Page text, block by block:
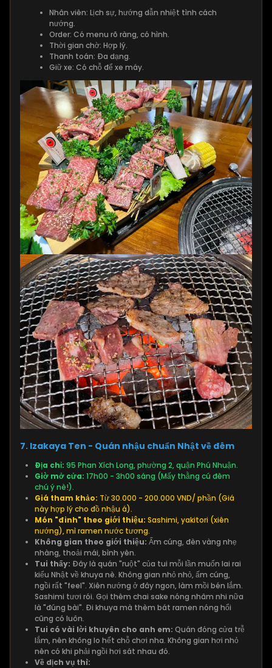
Nhân viên: Lịch sự, hướng dẫn nhiệt tình cách
nướng.
Order: Có menu rõ ràng, có hình.
Thời gian chờ: Hợp lý.
Thanh toán: Đa dạng.
Giữ xe: Có chỗ để xe máy.
7. Izakaya Ten - Quán nhậu chuẩn Nhật về đêm
Địa chỉ: 95 Phan Xích Long, phường 2, quận Phú Nhuận.
Giờ mở cửa: 17h00 - 3h00 sáng (Mấy thằng cú đêm
chú ý nè!).
Giá tham khảo: Từ 30.000 - 200.000 VND/ phần (Giá
này hợp lý cho đồ nhậu á).
Món "đinh" theo giới thiệu: Sashimi, yakitori (xiên
nướng), mì ramen nước tương.
Không gian theo giới thiệu: Ấm cúng, đèn vàng nhẹ
nhàng, thoải mái, bình yên.
Tui thấy: Đây là quán "ruột" của tui mỗi lần muốn lai rai
kiểu Nhật về khuya nè. Không gian nhỏ nhỏ, ấm cúng,
ngồi rất "feel". Xiên nướng ở đây ngon, làm mồi bén lắm.
Sashimi tươi rói. Gọi thêm chai sake nóng nhâm nhi nữa
là "đúng bài". Đi khuya mà thèm bát ramen nóng hổi
cũng có luôn.
Tui có vài lời khuyên cho anh em: Quán đóng cửa trễ
lắm, nên không lo hết chỗ chơi nha. Không gian hơi nhỏ
nên có khi phải ngồi hơi sát nhau đó.
Về dịch vụ thì: